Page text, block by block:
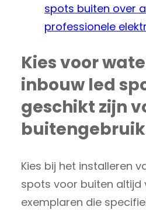
spots buiten over
professionele
Kies voor
inbouw led
geschikt zijn
Kies bij het installeren
spots voor buiten
exemplaren die